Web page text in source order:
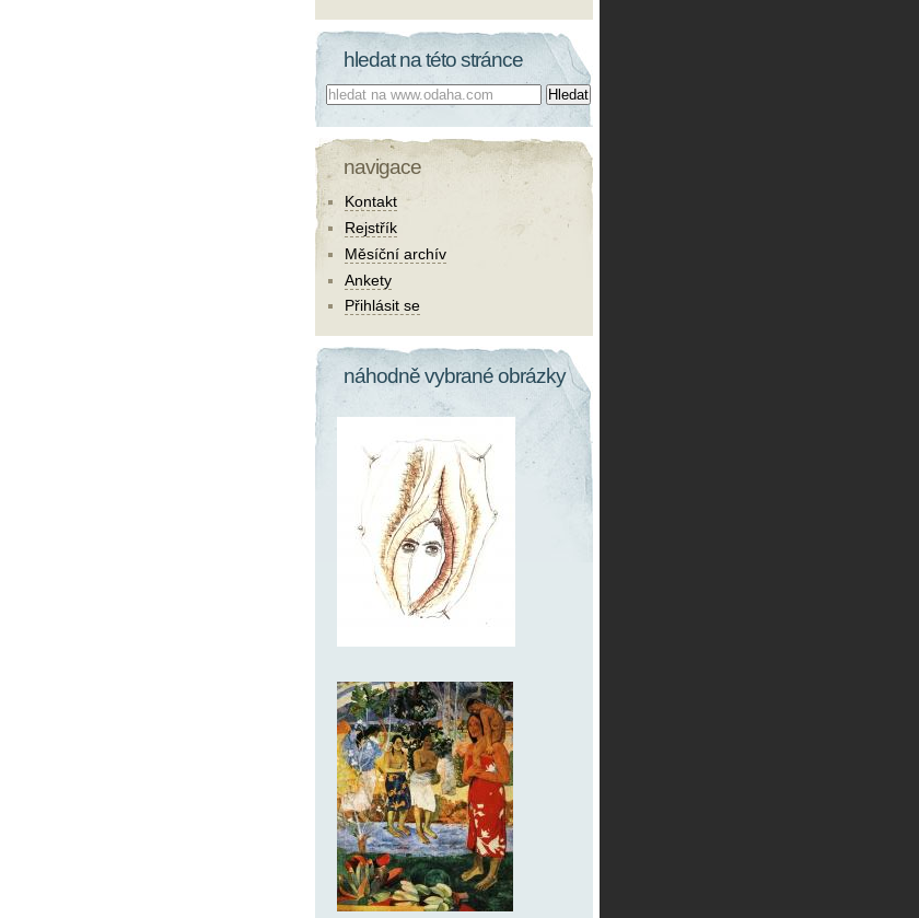
hledat na této stránce
Co hledat:
navigace
Kontakt
Rejstřík
Měsíční archív
Ankety
Přihlásit se
náhodně vybrané obrázky